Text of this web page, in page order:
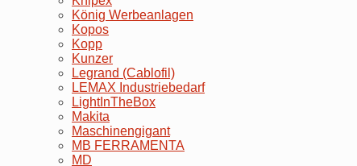
König Werbeanlagen
Kopos
Kopp
Kunzer
Legrand (Cablofil)
LEMAX Industriebedarf
LightInTheBox
Makita
Maschinengigant
MB FERRAMENTA
MD